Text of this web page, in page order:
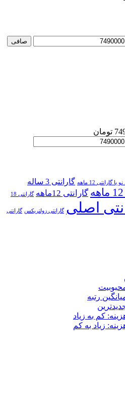
صافی
گارانتی 12 ماهه
گارانتی 3 ساله
گارانتی 12ماهه گارانتی 18
اصلی گارانتی زولتریکس گارانتی
رتبه
کم به زیاد
زیاد به کم